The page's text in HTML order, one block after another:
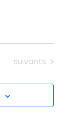
Évènements
suivants